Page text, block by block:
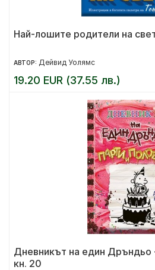
Най-лошите родители на
АВТОР: Дейвид Уолямс
19.20 EUR (37.55 лв.)
Дневникът на един Дръндьо
кн. 20